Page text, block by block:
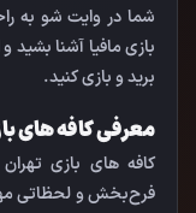
شما در وایت شو به
بازی مافیا آشنا بشید
برید و بازی کنید.
معرفی کافه های
کافه های بازی
فرح‌بخش و لحظاتی